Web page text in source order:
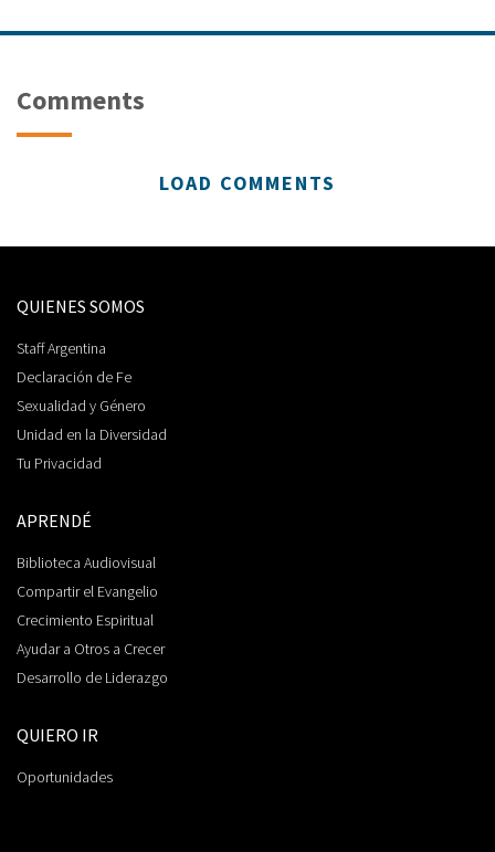
Comments
LOAD COMMENTS
QUIENES SOMOS
Staff Argentina
Declaración de Fe
Sexualidad y Género
Unidad en la Diversidad
Tu Privacidad
APRENDÉ
Biblioteca Audiovisual
Compartir el Evangelio
Crecimiento Espiritual
Ayudar a Otros a Crecer
Desarrollo de Liderazgo
QUIERO IR
Oportunidades